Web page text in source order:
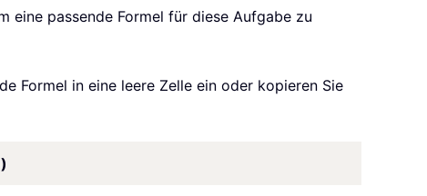
eine passende Formel für diese Aufgabe zu
Formel in eine leere Zelle ein oder kopieren Sie